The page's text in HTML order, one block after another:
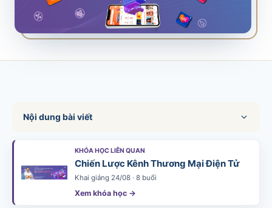
LỊCH HỌC
Xem lịch khai giảng tất cả khóa học
Nội dung bài viết
KHÓA HỌC LIÊN QUAN
Chiến Lược Kênh Thương Mại Điện Tử
Khai giảng 24/08 · 8 buổi
Xem khóa học →